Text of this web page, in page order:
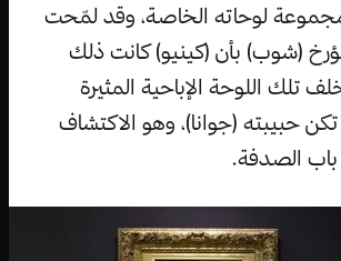
لوحاته الخاصة، وقد لمّحت
(شوب) بأن (كينيو) كانت ذلك
تلك اللوحة الإباحية المثيرة
حبيبته (جوانا)، وهو الاكتشاف
الصدفة.